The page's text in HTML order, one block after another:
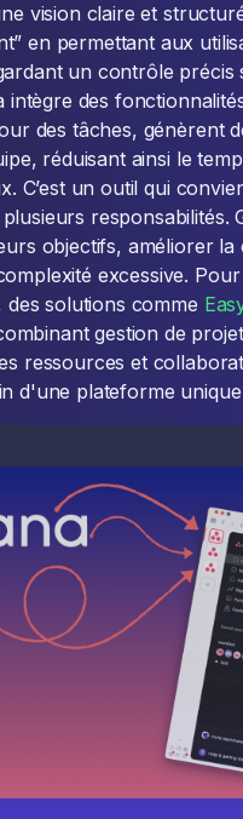
vision claire et
en permettant aux
un contrôle précis
des
des tâches, génèrent
réduisant ainsi le
C’est un outil qui
responsabilités.
objectifs, améliorer
excessive.
solutions comme
gestion de
ressources et
d'une plateforme